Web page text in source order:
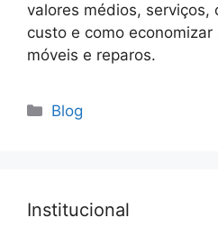
valores médios, serviços,
custo e como
móveis e reparos.
Blog
Institucional